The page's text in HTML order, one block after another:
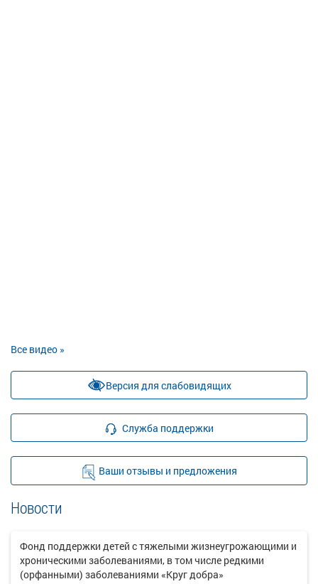
Все видео »
Версия для слабовидящих
Служба поддержки
Ваши отзывы и предложения
Новости
Фонд поддержки детей с тяжелыми жизнеугрожающими и
хроническими заболеваниями, в том числе редкими
(орфанными) заболеваниями «Круг добра»